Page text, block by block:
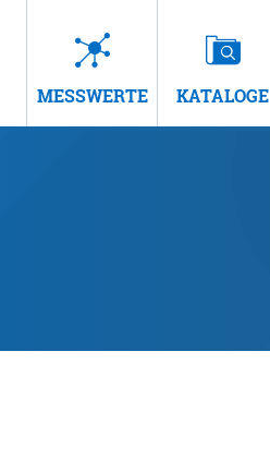
MESSWERTE KATALOGE